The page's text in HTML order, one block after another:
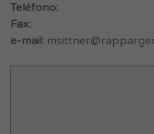
Teléfono:
Fax:
e-mail: